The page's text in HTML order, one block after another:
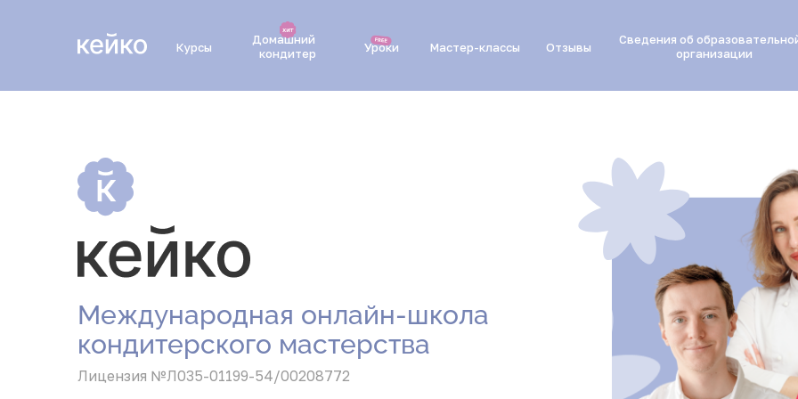
Курсы
Домашний
кондитер
Уроки Мастер-классы Отзывы
Сведения об
организации
Международная онлайн-школа
кондитерского мастерства
Лицензия №Л035-01199-54/00208772